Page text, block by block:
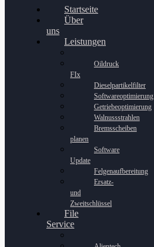
Startseite
Über
uns
Leistungen
Oildruck
FIx
Dieselpartikelfilter
Softwareoptimierung
Getriebeoptimierung
Walnussstrahlen
Bremsscheiben
planen
Software
Update
Felgenaufbereitung
Ersatz-
und
Zweitschlüssel
File
Service